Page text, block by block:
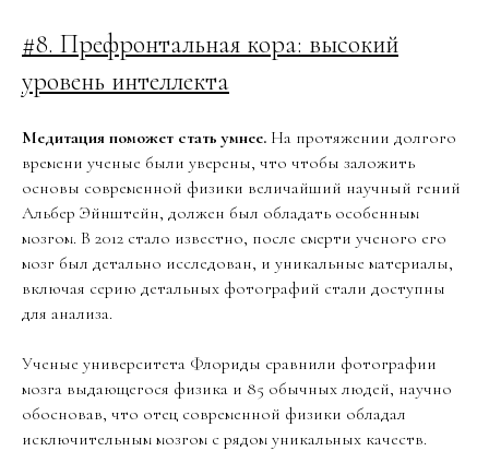
#8. Префронтальная кора: высокий
уровень интеллекта
Медитация поможет стать умнее. На протяжении долгого
времени ученые были уверены, что чтобы заложить
основы современной физики величайший научный гений
Альбер Эйнштейн, должен был обладать особенным
мозгом. В 2012 стало известно, после смерти ученого его
мозг был детально исследован, и уникальные материалы,
включая серию детальных фотографий стали доступны
для анализа.
Ученые университета Флориды сравнили фотографии
мозга выдающегося физика и 85 обычных людей, научно
обосновав, что отец современной физики обладал
исключительным мозгом с рядом уникальных качеств.